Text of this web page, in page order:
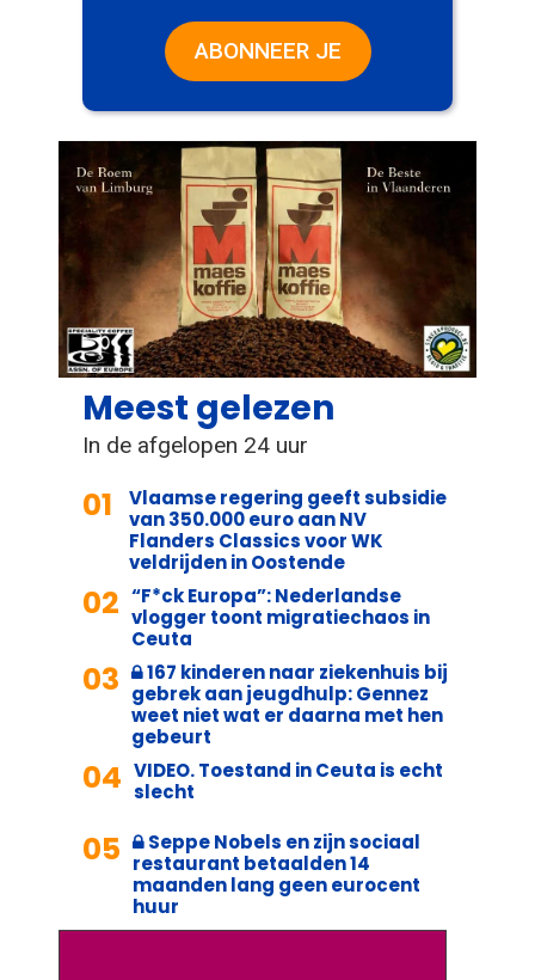
ABONNEER JE
Meest gelezen
In de afgelopen 24 uur
01
Vlaamse regering geeft subsidie
van 350.000 euro aan NV
Flanders Classics voor WK
veldrijden in Oostende
02 “F*ck Europa”: Nederlandse
vlogger toont migratiechaos in
Ceuta
03
167 kinderen naar ziekenhuis bij
gebrek aan jeugdhulp: Gennez
weet niet wat er daarna met hen
gebeurt
04 VIDEO. Toestand in Ceuta is echt
slecht
05
Seppe Nobels en zijn sociaal
restaurant betaalden 14
maanden lang geen eurocent
huur